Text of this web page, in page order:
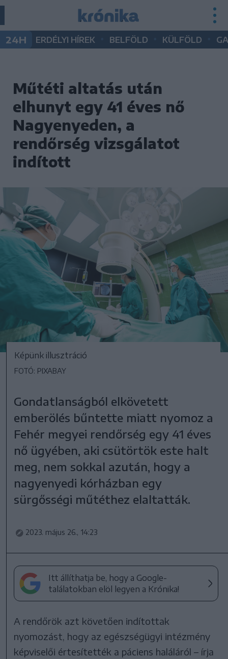
24H ERDÉLYI HÍREK BELFÖLD KÜLFÖLD
Műtéti altatás után
elhunyt egy 41 éves nő
Nagyenyeden, a
rendőrség vizsgálatot
indított
Képünk illusztráció
FOTÓ: PIXABAY
Gondatlanságból elkövetett
emberölés bűntette miatt nyomoz a
Fehér megyei rendőrség egy 41 éves
nő ügyében, aki csütörtök este halt
meg, nem sokkal azután, hogy a
nagyenyedi kórházban egy
sürgősségi műtéthez elaltatták.
2023. május 26., 14:23
Itt állíthatja be, hogy a Google-
találatokban elöl legyen a Krónika!
A rendőrök azt követően indítottak
nyomozást, hogy az egészségügyi intézmény
képviselői értesítették a páciens haláláról – írja